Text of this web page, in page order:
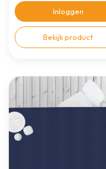
Inloggen
Bekijk product